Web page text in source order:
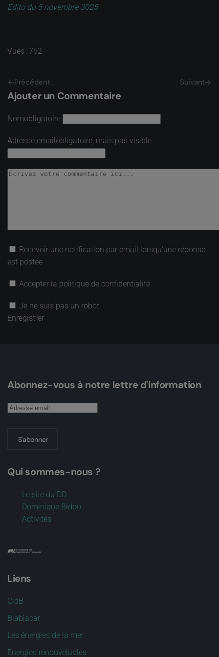
Édito du 5 novembre 3025
Vues : 762
Précédent Suivant
Ajouter un Commentaire
Nomobligatoire
Adresse emailobligatoire, mais pas visible
Recevoir une notification par email lorsqu’une réponse
est postée
Accepter la politique de confidentialité
Je ne suis pas un robot
Enregistrer
Abonnez-vous à notre lettre d'information
S'abonner
Qui sommes-nous ?
Le site du DD
Dominique Bidou
Activités
Liens
CidB
Blablacar
Les énergies de la mer
Énergies renouvelables